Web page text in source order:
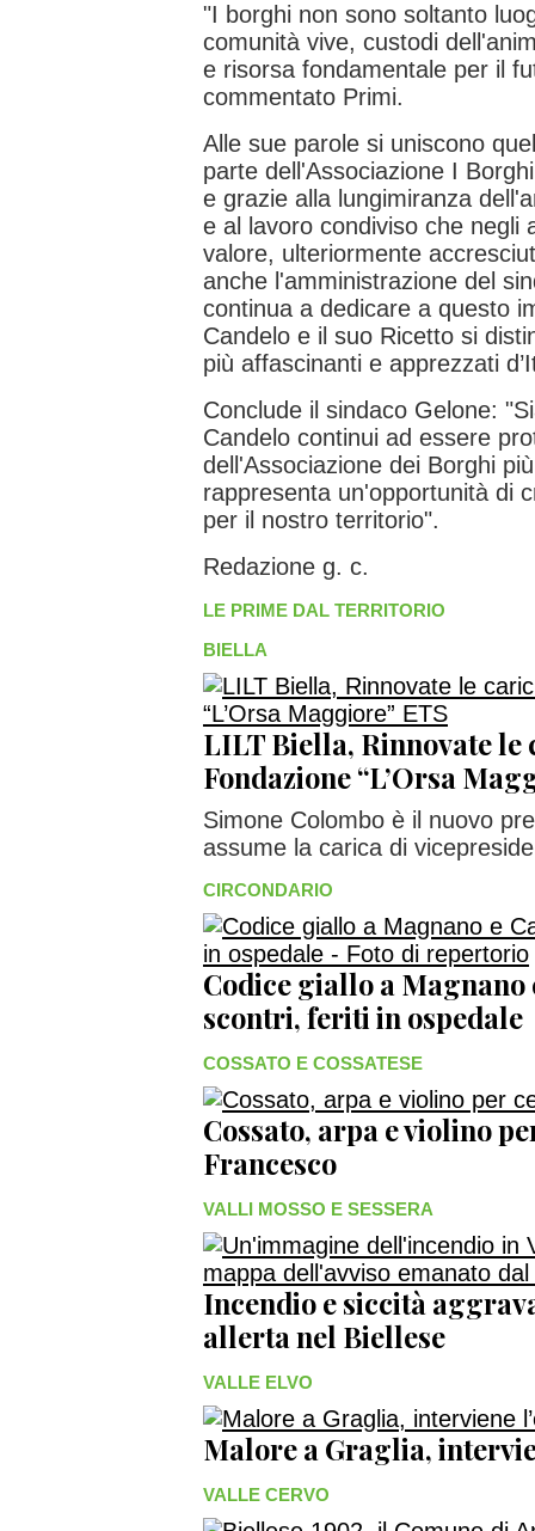
"I borghi non sono soltanto
comunità vive, custodi
e risorsa fondamentale per il
commentato Primi.
Alle sue parole si uniscono
parte dell'Associazione I
e grazie alla lungimiranza
e al lavoro condiviso che negli
valore, ulteriormente
anche l'amministrazione del
continua a dedicare a questo
Candelo e il suo Ricetto si
più affascinanti e apprezzati
Conclude il sindaco Gelone:
Candelo continui ad essere
dell'Associazione dei Borghi
rappresenta un'opportunità di
per il nostro territorio".
Redazione g. c.
LE PRIME DAL TERRITORIO
BIELLA
LILT Biella, Rinnovate le
Fondazione “L’Orsa
Simone Colombo è il nuovo
assume la carica di
CIRCONDARIO
Codice giallo a Magnano
scontri, feriti in ospedale
COSSATO E COSSATESE
Cossato, arpa e violino
Francesco
VALLI MOSSO E SESSERA
Incendio e siccità
allerta nel Biellese
VALLE ELVO
Malore a Graglia,
VALLE CERVO